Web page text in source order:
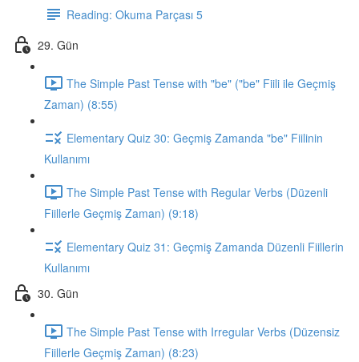
Reading: Okuma Parçası 5
29. Gün
The Simple Past Tense with "be" ("be" Fiili ile Geçmiş
Zaman) (8:55)
Elementary Quiz 30: Geçmiş Zamanda "be" Fiilinin
Kullanımı
The Simple Past Tense with Regular Verbs (Düzenli
Fiillerle Geçmiş Zaman) (9:18)
Elementary Quiz 31: Geçmiş Zamanda Düzenli Fiillerin
Kullanımı
30. Gün
The Simple Past Tense with Irregular Verbs (Düzensiz
Fiillerle Geçmiş Zaman) (8:23)